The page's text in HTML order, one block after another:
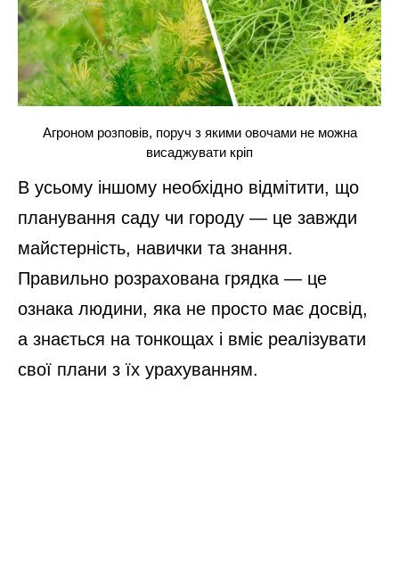
Агроном розповів, поруч з якими овочами не можна
висаджувати кріп
В усьому іншому необхідно відмітити, що
планування саду чи городу — це завжди
майстерність, навички та знання.
Правильно розрахована грядка — це
ознака людини, яка не просто має досвід,
а знається на тонкощах і вміє реалізувати
свої плани з їх урахуванням.